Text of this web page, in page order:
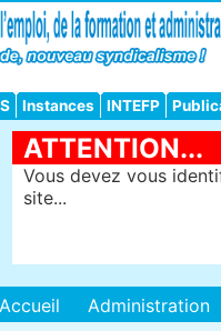
Instances INTEFP
ATTENTION...
Vous devez vous
site...
Accueil Administration